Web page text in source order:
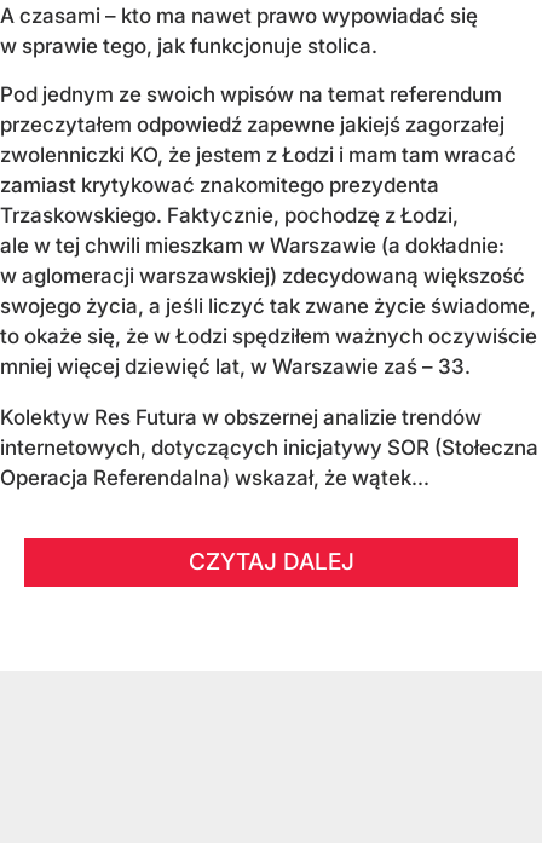
A czasami – kto ma nawet prawo wypowiadać się
w sprawie tego, jak funkcjonuje stolica.
Pod jednym ze swoich wpisów na temat referendum
przeczytałem odpowiedź zapewne jakiejś zagorzałej
zwolenniczki KO, że jestem z Łodzi i mam tam wracać
zamiast krytykować znakomitego prezydenta
Trzaskowskiego. Faktycznie, pochodzę z Łodzi,
ale w tej chwili mieszkam w Warszawie (a dokładnie:
w aglomeracji warszawskiej) zdecydowaną większość
swojego życia, a jeśli liczyć tak zwane życie świadome,
to okaże się, że w Łodzi spędziłem ważnych oczywiście
mniej więcej dziewięć lat, w Warszawie zaś – 33.
Kolektyw Res Futura w obszernej analizie trendów
internetowych, dotyczących inicjatywy SOR (Stołeczna
Operacja Referendalna) wskazał, że wątek...
CZYTAJ DALEJ